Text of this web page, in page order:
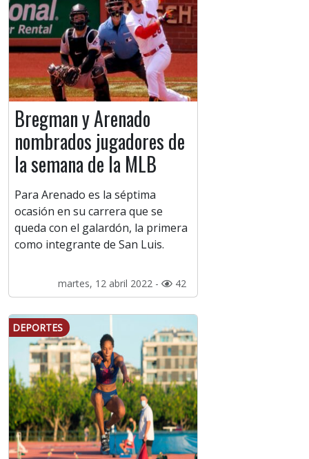
Bregman y Arenado
nombrados jugadores de
la semana de la MLB
Para Arenado es la séptima
ocasión en su carrera que se
queda con el galardón, la primera
como integrante de San Luis.
martes, 12 abril 2022 - 42
DEPORTES